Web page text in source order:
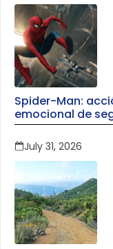
Spider-Man:
emocional de
July 31, 2026